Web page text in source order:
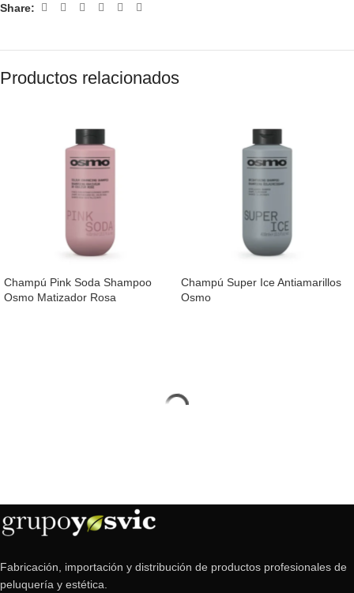
Share:
Productos relacionados
Champú Pink Soda Shampoo
Osmo Matizador Rosa
Champú Super Ice Antiamarillos
Osmo
Fabricación, importación y distribución de productos profesionales de
peluquería y estética.